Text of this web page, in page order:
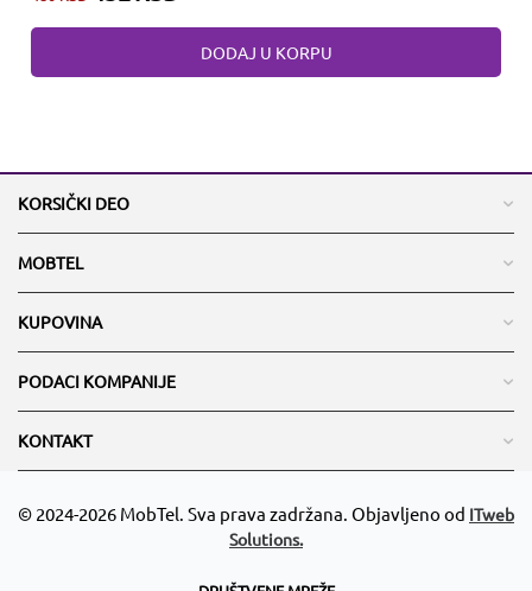
DODAJ U KORPU
KORSIČKI DEO
MOBTEL
KUPOVINA
PODACI KOMPANIJE
KONTAKT
© 2024-2026 MobTel. Sva prava zadržana. Objavljeno od ITweb
Solutions.